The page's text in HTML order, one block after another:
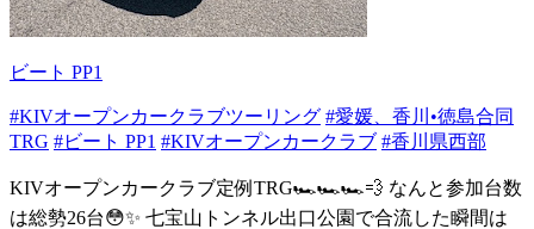
ビート PP1
#KIVオープンカークラブツーリング #愛媛、香川•徳島合同
TRG #ビート PP1 #KIVオープンカークラブ #香川県西部
KIVオープンカークラブ定例TRG🏎️🏎️🏎️💨 なんと参加台数
は総勢26台😳✨ 七宝山トンネル出口公園で合流した瞬間は